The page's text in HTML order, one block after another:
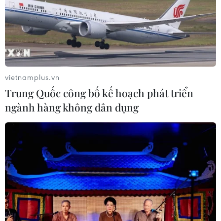
TIN LIÊN QUAN
Câu chuyện về cô bé vị thành niên đầu
tiên Việt Nam đăng ký hiến tạng
vietnamplus.vn
Trung Quốc công bố kế hoạch phát triển
ngành hàng không dân dụng